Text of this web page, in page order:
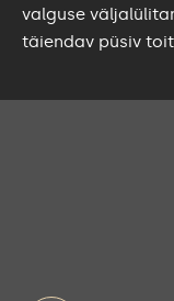
valguse
täiendav püsiv